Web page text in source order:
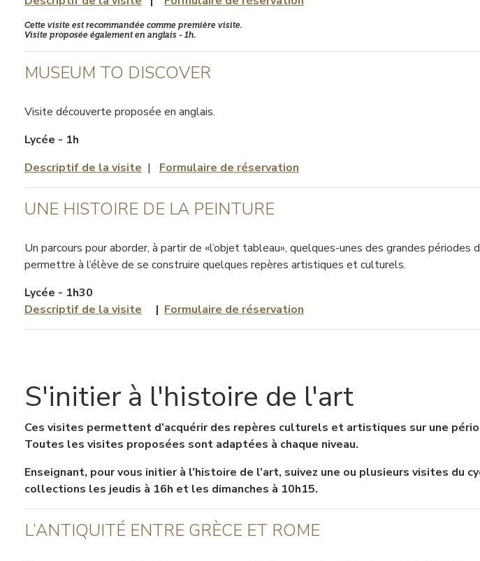
Cette visite est recommandée comme première visite.
Visite proposée également en anglais - 1h.
MUSEUM TO DISCOVER
Visite découverte proposée en anglais.
Lycée - 1h
Descriptif de la visite | Formulaire de réservation
UNE HISTOIRE DE LA PEINTURE
Un parcours pour aborder, à partir de «l’objet tableau», quelques-unes des grandes
permettre à l’élève de se construire quelques repères artistiques et culturels.
Lycée - 1h30
Descriptif de la visite | Formulaire de réservation
S'initier à l'histoire de l'art
Ces visites permettent d’acquérir des repères culturels et artistiques sur une
Toutes les visites proposées sont adaptées à chaque niveau.
Enseignant, pour vous initier à l’histoire de l’art, suivez une ou plusieurs visites du
collections les jeudis à 16h et les dimanches à 10h15.
L’ANTIQUITÉ ENTRE GRÈCE ET ROME